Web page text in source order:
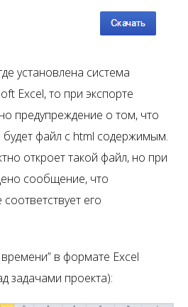
установлена система
Excel, то при экспорте
предупреждение о том, что
будет файл с html содержимым.
откроет такой файл, но при
сообщение, что
его
в формате Excel
задачами проекта):